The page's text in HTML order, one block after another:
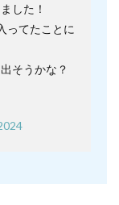
した！
ってたことに
そうかな？